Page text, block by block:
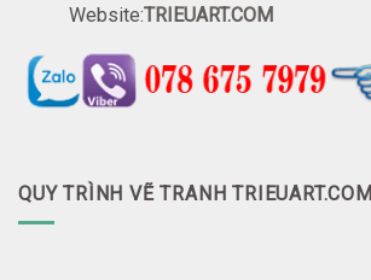
Website:TRIEUART.COM
QUY TRÌNH VẼ TRANH TRIEUART.COM